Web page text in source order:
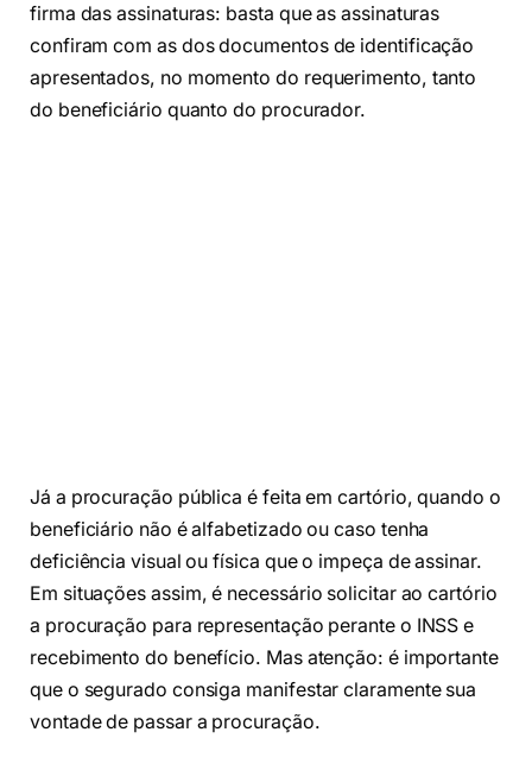
firma das assinaturas: basta que as assinaturas
confiram com as dos documentos de identificação
apresentados, no momento do requerimento, tanto
do beneficiário quanto do procurador.
Já a procuração pública é feita em cartório, quando o
beneficiário não é alfabetizado ou caso tenha
deficiência visual ou física que o impeça de assinar.
Em situações assim, é necessário solicitar ao cartório
a procuração para representação perante o INSS e
recebimento do benefício. Mas atenção: é importante
que o segurado consiga manifestar claramente sua
vontade de passar a procuração.